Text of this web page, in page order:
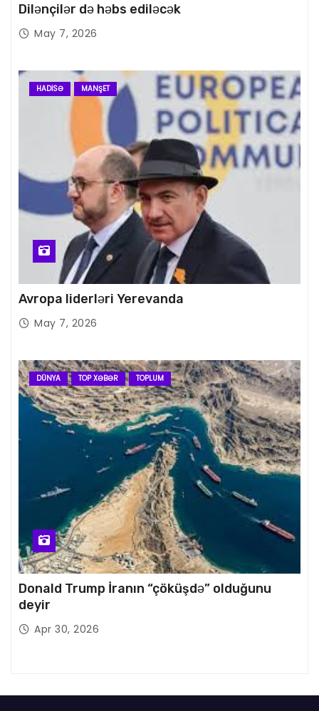
Dilənçilər də həbs ediləcək
May 7, 2026
HADISƏ MANŞET
Avropa liderləri Yerevanda
May 7, 2026
DÜNYA TOP XƏBƏR TOPLUM
Donald Trump İranın “çöküşdə” olduğunu
deyir
Apr 30, 2026